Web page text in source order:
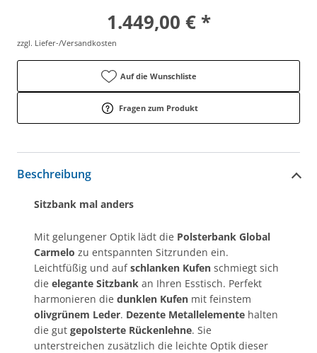
1.449,00 € *
zzgl. Liefer-/Versandkosten
Auf die Wunschliste
Fragen zum Produkt
Beschreibung
Sitzbank mal anders
Mit gelungener Optik lädt die Polsterbank Global
Carmelo zu entspannten Sitzrunden ein.
Leichtfüßig und aufschlanken Kufen schmiegt sich
die elegante Sitzbank an Ihren Esstisch. Perfekt
harmonieren die dunklen Kufen mit feinstem
olivgrünem Leder. Dezente Metallelemente halten
die gut gepolsterte Rückenlehne. Sie
unterstreichen zusätzlich die leichte Optik dieser